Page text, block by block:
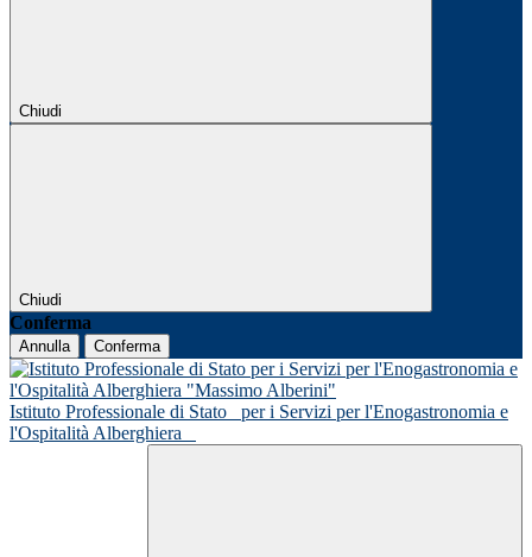
Chiudi
Chiudi
Conferma
Annulla Conferma
Istituto Professionale di Stato
per i Servizi per l'Enogastronomia e
l'Ospitalità Alberghiera